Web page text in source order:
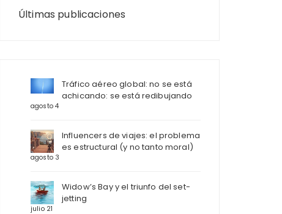
Últimas publicaciones
Tráfico aéreo global: no se está
achicando: se está redibujando
agosto 4
Influencers de viajes: el problema
es estructural (y no tanto moral)
agosto 3
Widow’s Bay y el triunfo del set-
jetting
julio 21